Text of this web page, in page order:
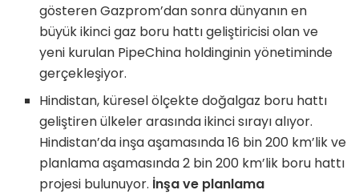
gösteren Gazprom’dan sonra dünyanın en
büyük ikinci gaz boru hattı geliştiricisi olan ve
yeni kurulan PipeChina holdinginin yönetiminde
gerçekleşiyor.
Hindistan, küresel ölçekte doğalgaz boru hattı
geliştiren ülkeler arasında ikinci sırayı alıyor.
Hindistan’da inşa aşamasında 16 bin 200 km’lik ve
planlama aşamasında 2 bin 200 km’lik boru hattı
projesi bulunuyor. İnşa ve planlama